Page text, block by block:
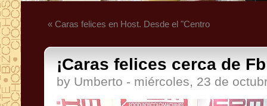
« Caras felices en Host. Desde el "Centro
¡Caras felices cerca de
by Umberto - miércoles, 23 de